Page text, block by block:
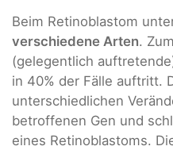
Beim Retinoblastom
verschiedene Arten.
(gelegentlich
in 40% der Fälle auftritt.
unterschiedlichen
betroffenen Gen und
eines Retinoblastoms.